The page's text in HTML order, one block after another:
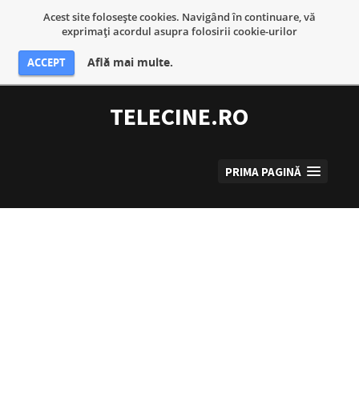
Acest site foloseşte cookies. Navigând în continuare, vă
exprimaţi acordul asupra folosirii cookie-urilor
ACCEPT Află mai multe.
conținut
TELECINE.RO
PRIMA PAGINĂ